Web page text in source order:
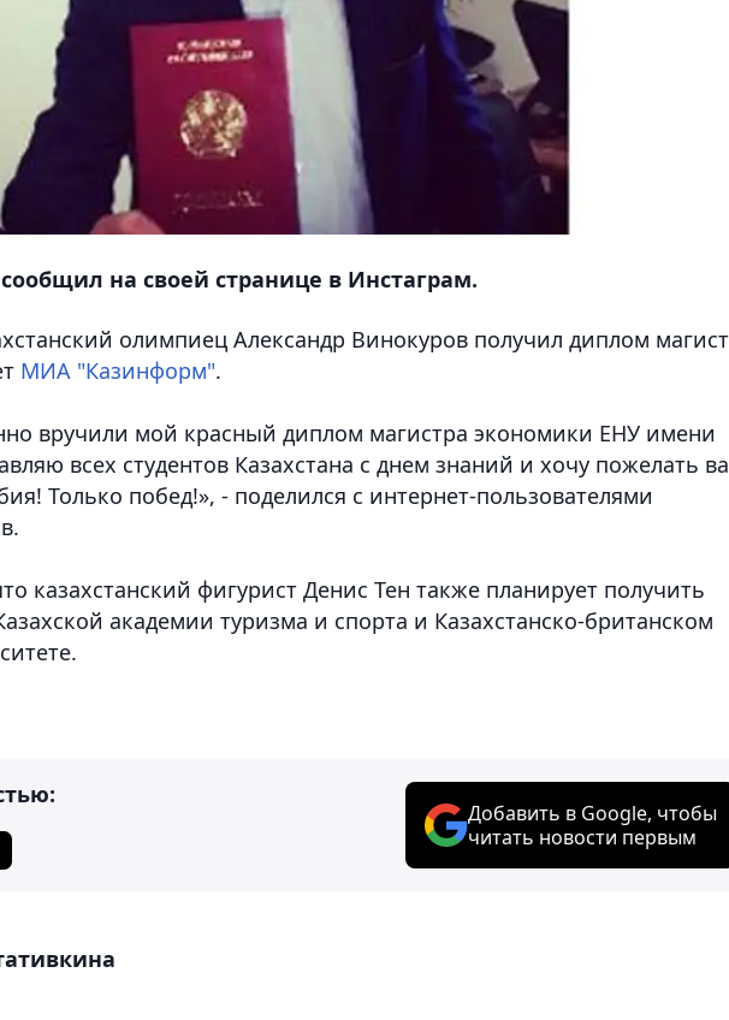
на своей странице в Инстаграм.
олимпиец Александр Винокуров получил диплом
МИА "Казинформ".
вручили мой красный диплом магистра экономики ЕНУ имени
всех студентов Казахстана с днем знаний и хочу пожелать
Только побед!», - поделился с интернет-пользователями
казахстанский фигурист Денис Тен также планирует получить
академии туризма и спорта и Казахстанско-британском
Добавить в Google, чтобы
читать новости первым